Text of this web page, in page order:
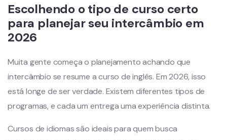
Escolhendo o tipo de curso certo
para planejar seu intercâmbio em
2026
Muita gente começa o planejamento achando que
intercâmbio se resume a curso de inglês. Em 2026, isso
está longe de ser verdade. Existem diferentes tipos de
programas, e cada um entrega uma experiência distinta.
Cursos de idiomas são ideais para quem busca